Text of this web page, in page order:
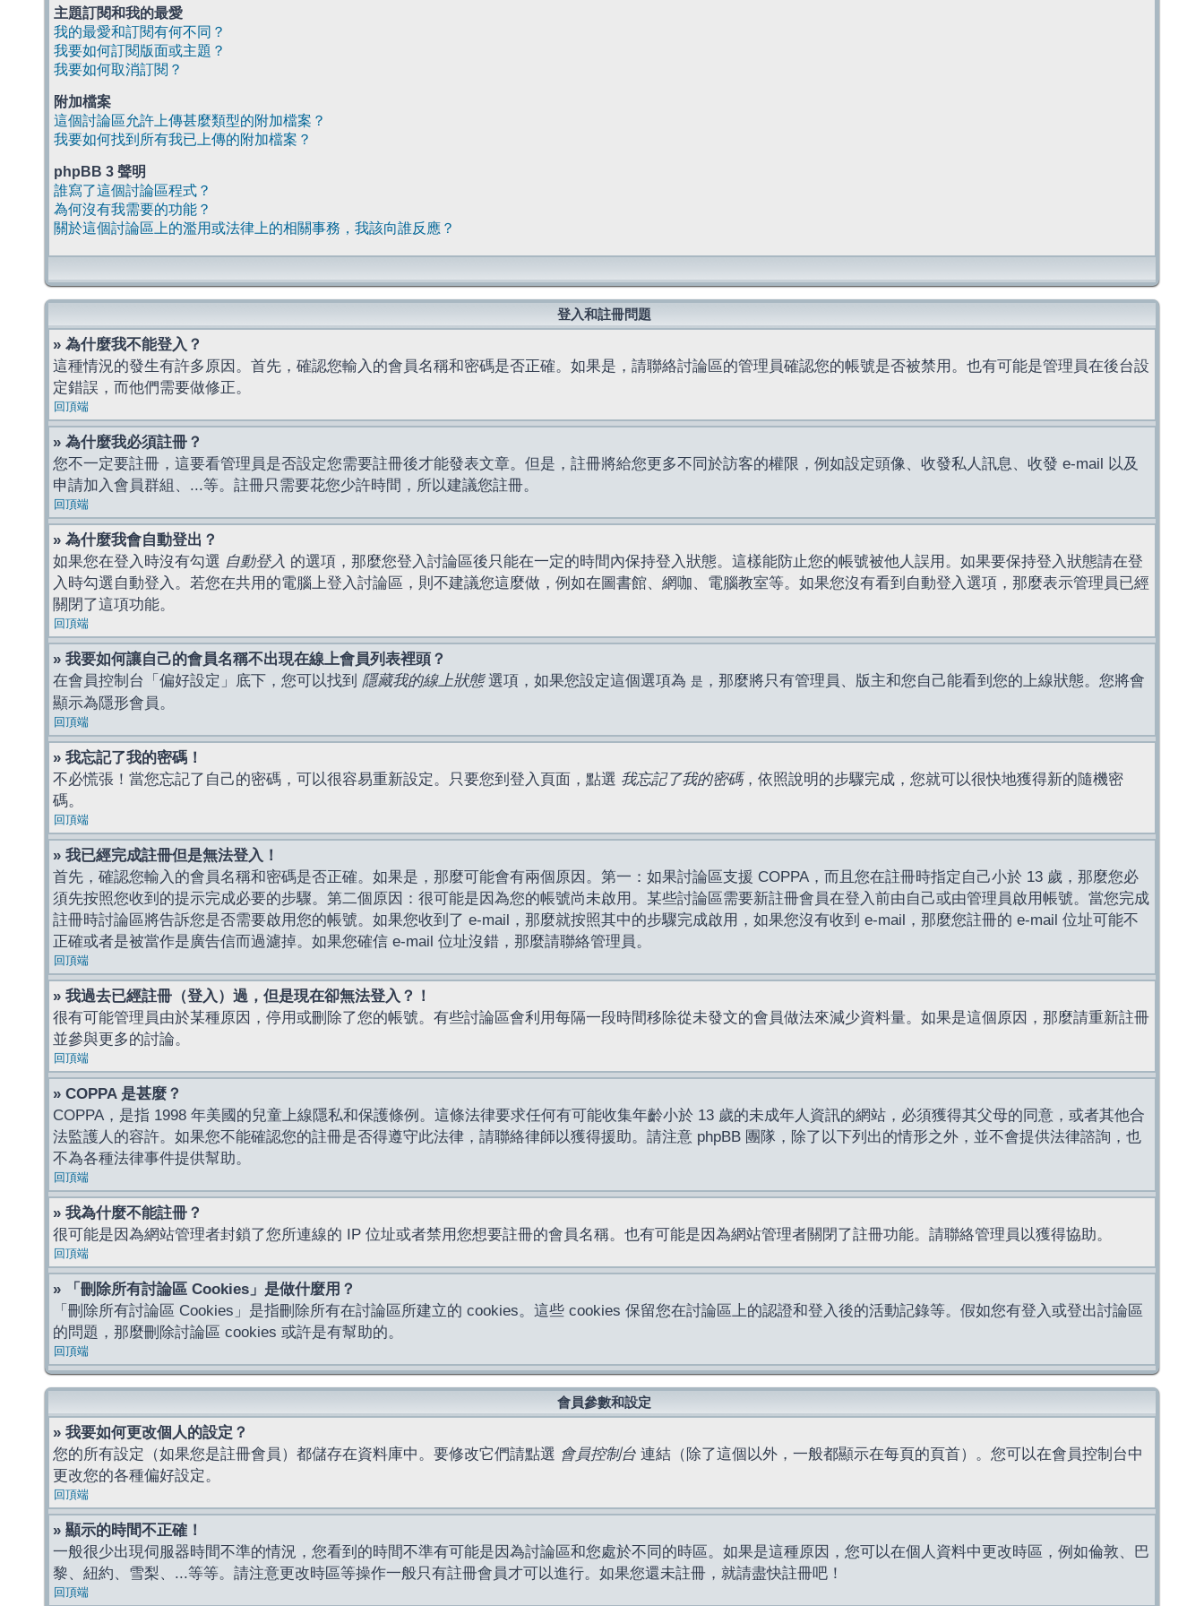
主題訂閱和我的最愛
我的最愛和訂閱有何不同？
我要如何訂閱版面或主題？
我要如何取消訂閱？
附加檔案
這個討論區允許上傳甚麼類型的附加檔案？
我要如何找到所有我已上傳的附加檔案？
phpBB 3 聲明
誰寫了這個討論區程式？
為何沒有我需要的功能？
關於這個討論區上的濫用或法律上的相關事務，我該向誰反應？
登入和註冊問題
» 為什麼我不能登入？
這種情況的發生有許多原因。首先，確認您輸入的會員名稱和密碼是否正確。如果是，請聯絡討論區的管理員確認您的帳號是否被禁用。也有可能是管理員在後台設
定錯誤，而他們需要做修正。
回頂端
» 為什麼我必須註冊？
您不一定要註冊，這要看管理員是否設定您需要註冊後才能發表文章。但是，註冊將給您更多不同於訪客的權限，例如設定頭像、收發私人訊息、收發 e-mail 以及
申請加入會員群組、...等。註冊只需要花您少許時間，所以建議您註冊。
回頂端
» 為什麼我會自動登出？
如果您在登入時沒有勾選 自動登入 的選項，那麼您登入討論區後只能在一定的時間內保持登入狀態。這樣能防止您的帳號被他人誤用。如果要保持登入狀態請在登
入時勾選自動登入。若您在共用的電腦上登入討論區，則不建議您這麼做，例如在圖書館、網咖、電腦教室等。如果您沒有看到自動登入選項，那麼表示管理員已經
關閉了這項功能。
回頂端
» 我要如何讓自己的會員名稱不出現在線上會員列表裡頭？
在會員控制台「偏好設定」底下，您可以找到 隱藏我的線上狀態選項，如果您設定這個選項為 是 ，那麼將只有管理員、版主和您自己能看到您的上線狀態。您將會
顯示為隱形會員。
回頂端
» 我忘記了我的密碼！
不必慌張！當您忘記了自己的密碼，可以很容易重新設定。只要您到登入頁面，點選 我忘記了我的密碼，依照說明的步驟完成，您就可以很快地獲得新的隨機密
碼。
回頂端
» 我已經完成註冊但是無法登入！
首先，確認您輸入的會員名稱和密碼是否正確。如果是，那麼可能會有兩個原因。第一：如果討論區支援 COPPA，而且您在註冊時指定自己小於 13 歲，那麼您必
須先按照您收到的提示完成必要的步驟。第二個原因：很可能是因為您的帳號尚未啟用。某些討論區需要新註冊會員在登入前由自己或由管理員啟用帳號。當您完成
註冊時討論區將告訴您是否需要啟用您的帳號。如果您收到了 e-mail，那麼就按照其中的步驟完成啟用，如果您沒有收到 e-mail，那麼您註冊的 e-mail 位址可能不
正確或者是被當作是廣告信而過濾掉。如果您確信 e-mail 位址沒錯，那麼請聯絡管理員。
回頂端
» 我過去已經註冊（登入）過，但是現在卻無法登入？！
很有可能管理員由於某種原因，停用或刪除了您的帳號。有些討論區會利用每隔一段時間移除從未發文的會員做法來減少資料量。如果是這個原因，那麼請重新註冊
並參與更多的討論。
回頂端
» COPPA 是甚麼？
COPPA，是指 1998 年美國的兒童上線隱私和保護條例。這條法律要求任何有可能收集年齡小於 13 歲的未成年人資訊的網站，必須獲得其父母的同意，或者其他合
法監護人的容許。如果您不能確認您的註冊是否得遵守此法律，請聯絡律師以獲得援助。請注意 phpBB 團隊，除了以下列出的情形之外，並不會提供法律諮詢，也
不為各種法律事件提供幫助。
回頂端
» 我為什麼不能註冊？
很可能是因為網站管理者封鎖了您所連線的 IP 位址或者禁用您想要註冊的會員名稱。也有可能是因為網站管理者關閉了註冊功能。請聯絡管理員以獲得協助。
回頂端
» 「刪除所有討論區 Cookies」是做什麼用？
「刪除所有討論區 Cookies」是指刪除所有在討論區所建立的 cookies。這些 cookies 保留您在討論區上的認證和登入後的活動記錄等。假如您有登入或登出討論區
的問題，那麼刪除討論區 cookies 或許是有幫助的。
回頂端
會員參數和設定
» 我要如何更改個人的設定？
您的所有設定（如果您是註冊會員）都儲存在資料庫中。要修改它們請點選 會員控制台 連結（除了這個以外，一般都顯示在每頁的頁首）。您可以在會員控制台中
更改您的各種偏好設定。
回頂端
» 顯示的時間不正確！
一般很少出現伺服器時間不準的情況，您看到的時間不準有可能是因為討論區和您處於不同的時區。如果是這種原因，您可以在個人資料中更改時區，例如倫敦、巴
黎、紐約、雪梨、...等等。請注意更改時區等操作一般只有註冊會員才可以進行。如果您還未註冊，就請盡快註冊吧！
回頂端